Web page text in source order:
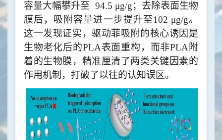
容量大幅攀升至 94.5 μg/g；去除表面生物
膜后，吸附容量进一步提升至102 μg/g。
这一发现证实，驱动菲吸附的核心诱因 是
生物老化后的PLA表面重构，而非PLA 附
着的生物膜 ，精准厘清了两类关键因素的
作用机制，打破了以往的认知误区。